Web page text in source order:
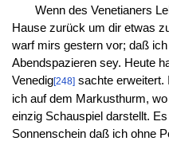
Wenn des Venetianers
Hause zurück um dir etwas
warf mirs gestern vor; daß
Abendspazieren sey. Heute
Venedig[248]sachte erweitert.
ich auf dem Markusthurm,
einzig Schauspiel darstellt.
Sonnenschein daß ich ohne